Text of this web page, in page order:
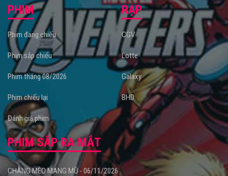
PHIM
Phim đang chiếu
Phim sắp chiếu
Phim tháng 08/2026
Phim chiếu lại
Đánh giá phim
RẠP
CGV
Lotte
Galaxy
BHD
PHIM SẮP RA MẮT
CHÀNG MÈO MANG MŨ - 06/11/2026